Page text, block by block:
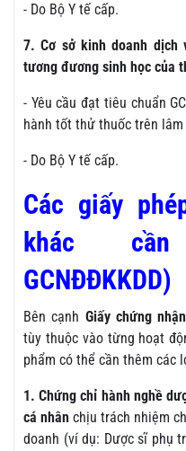
- Do Bộ Y tế cấp.
7. Cơ sở kinh doanh
tương đương sinh học của
- Yêu cầu đạt tiêu chuẩn
hành tốt thử thuốc trên lâm
- Do Bộ Y tế cấp.
Các giấy
khác
GCNĐĐKKDD)
Bên cạnh Giấy chứng
tùy thuộc vào từng hoạt
phẩm có thể cần thêm các
1. Chứng chỉ hành nghề
cá nhân chịu trách nhiệm
doanh (ví dụ: Dược sĩ phụ